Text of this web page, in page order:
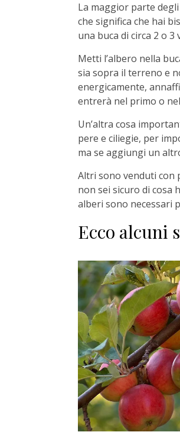
La maggior parte
che significa che hai
una buca di circa 2 o
Metti l’albero nella
sia sopra il terreno e
energicamente,
entrerà nel primo o
Un’altra cosa
pere e ciliegie, per
ma se aggiungi un
Altri sono venduti con
non sei sicuro di cosa
alberi sono necessari
Ecco alcuni